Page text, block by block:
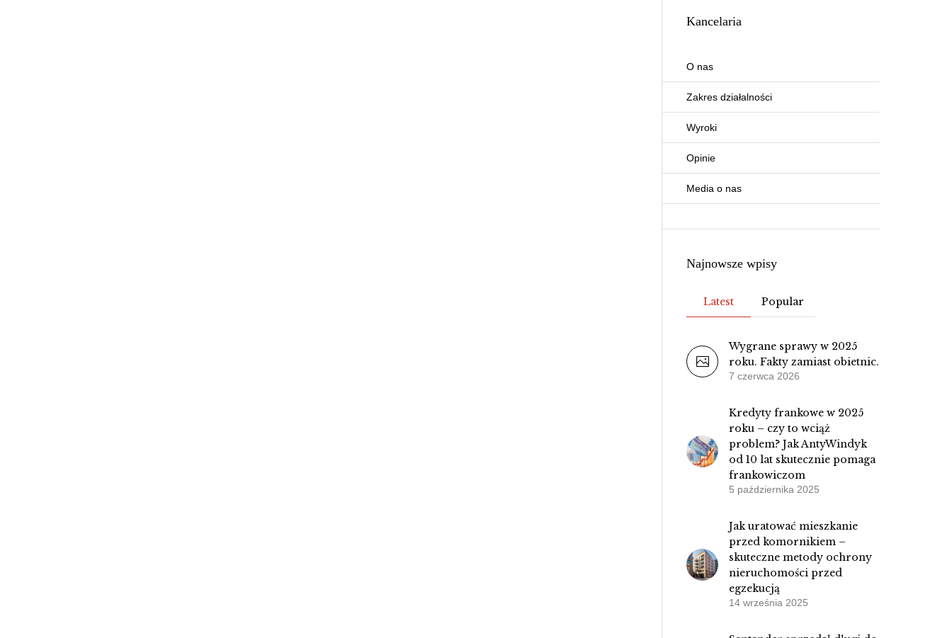
Kancelaria
O nas
Zakres działalności
Wyroki
Opinie
Media o nas
Najnowsze wpisy
Latest Popular
Wygrane sprawy w 2025
roku. Fakty zamiast obietnic.
7 czerwca 2026
Kredyty frankowe w 2025
roku – czy to wciąż
problem? Jak AntyWindyk
od 10 lat skutecznie pomaga
frankowiczom
5 października 2025
Jak uratować mieszkanie
przed komornikiem –
skuteczne metody ochrony
nieruchomości przed
egzekucją
14 września 2025